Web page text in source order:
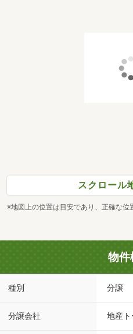
スクロール
※地図上の位置は目安であり、正確な位
物件
種別 分譲
分譲会社 地産ト